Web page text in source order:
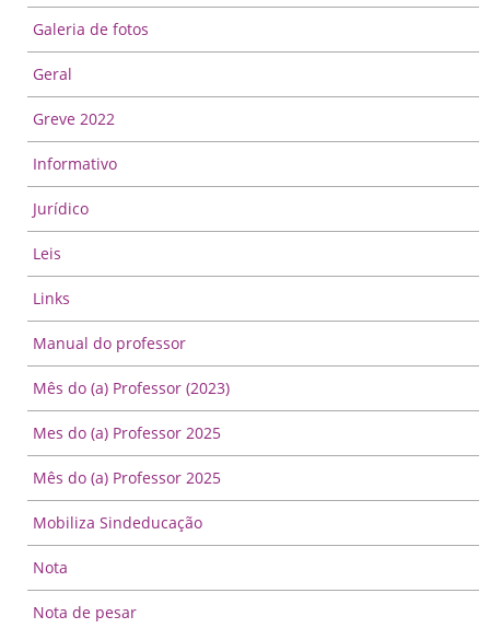
Galeria de fotos
Geral
Greve 2022
Informativo
Jurídico
Leis
Links
Manual do professor
Mês do (a) Professor (2023)
Mes do (a) Professor 2025
Mês do (a) Professor 2025
Mobiliza Sindeducação
Nota
Nota de pesar